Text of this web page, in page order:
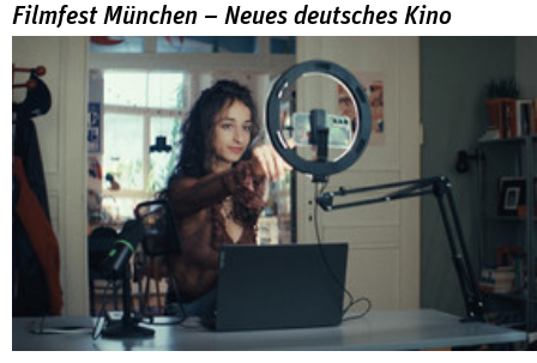
Filmfest München – Neues deutsches Kino